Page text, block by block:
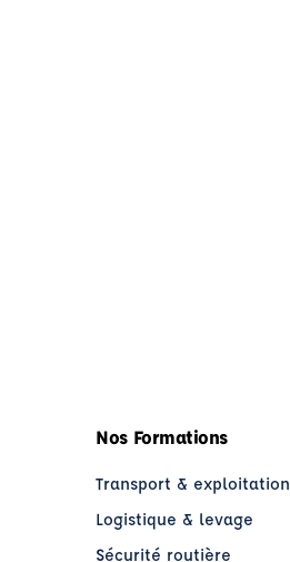
Nos Formations
Transport & exploitation
Logistique & levage
Sécurité routière